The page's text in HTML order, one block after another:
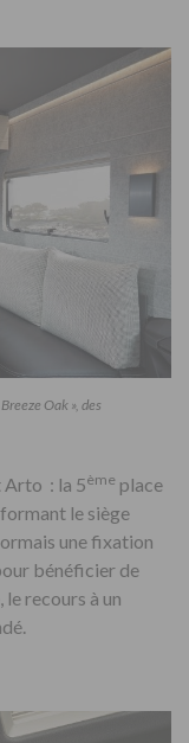
Oak », des
Arto : la 5ème place
le siège
une fixation
bénéficier de
recours à un